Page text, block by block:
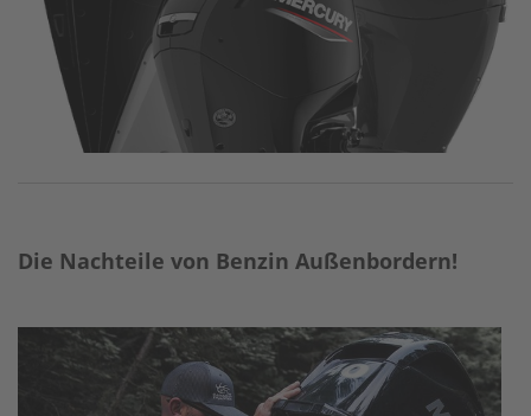
I
N
L
E
Die Nachteile von Benzin Außenbordern!